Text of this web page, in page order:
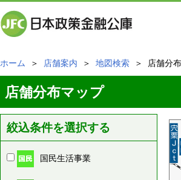
ホーム ＞ 店舗案内 ＞ 地図検索 ＞ 店舗分
店舗分布マップ
絞込条件を選択する
国民生活事業